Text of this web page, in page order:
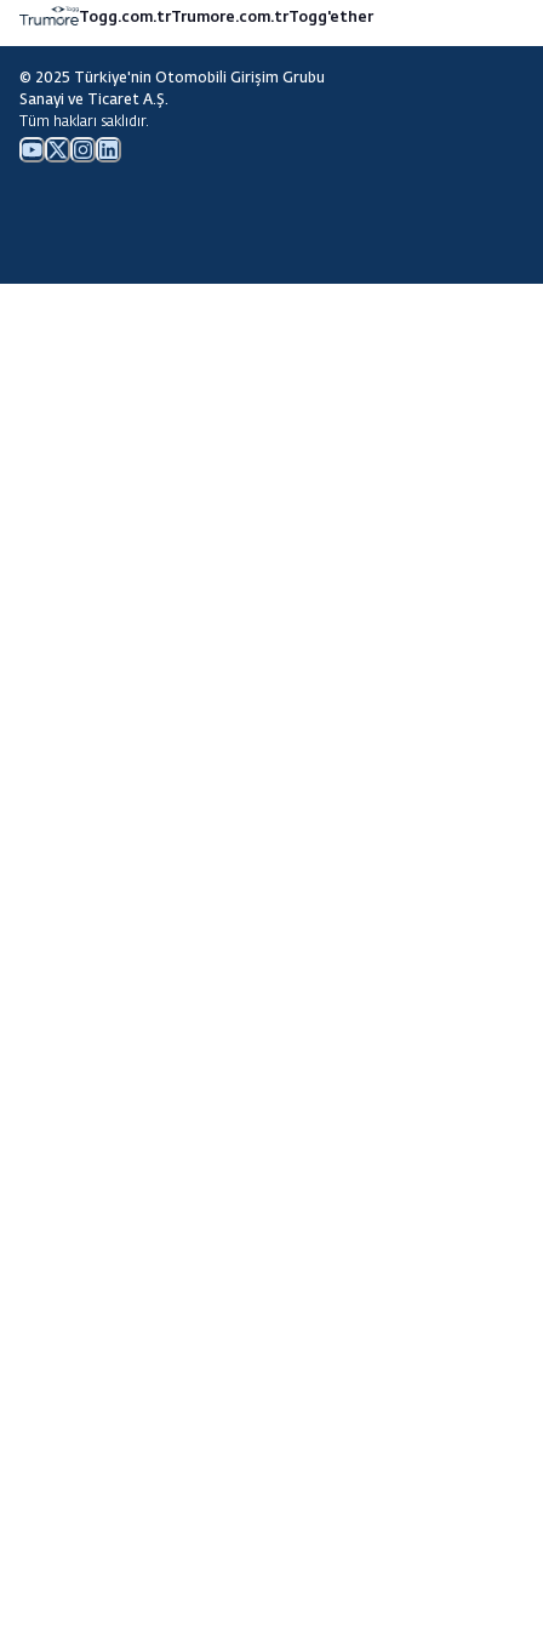
Togg.com.trTrumore.com.trTogg'ether
© 2025 Türkiye'nin Otomobili Girişim Grubu
Sanayi ve Ticaret A.Ş.
Tüm hakları saklıdır.